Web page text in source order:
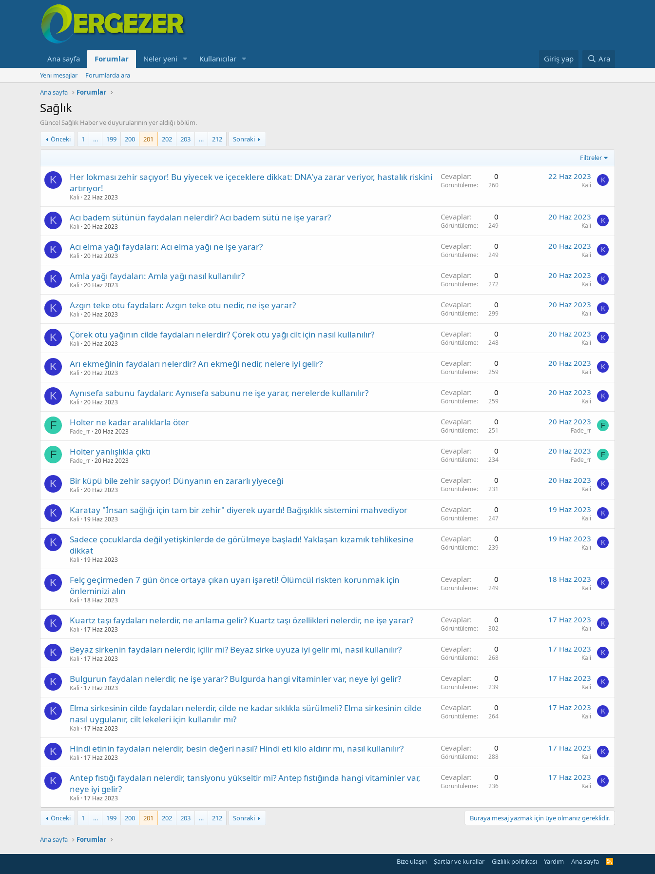
Ana sayfa Forumlar Neler yeni Kullanıcılar Giriş yap Ara
Yeni mesajlar
Forumlarda ara
Ana sayfa
Forumlar
Sağlık
Güncel Sağlık Haber ve duyurularının yer aldığı bölüm.
Önceki
1 … 199 200 201 202 203 … 212 Sonraki
Filtreler
K
Her lokması zehir saçıyor! Bu yiyecek ve içeceklere dikkat: DNA'ya zarar veriyor, hastalık riskini
artırıyor!
Kali 22 Haz 2023
Cevaplar 0
Görüntüleme 260
22 Haz 2023
Kali
K
K Acı badem sütünün faydaları nelerdir? Acı badem sütü ne işe yarar?
Kali 20 Haz 2023
Cevaplar 0
Görüntüleme 249
20 Haz 2023
Kali
K
K Acı elma yağı faydaları: Acı elma yağı ne işe yarar?
Kali 20 Haz 2023
Cevaplar 0
Görüntüleme 249
20 Haz 2023
Kali
K
K Amla yağı faydaları: Amla yağı nasıl kullanılır?
Kali 20 Haz 2023
Cevaplar 0
Görüntüleme 272
20 Haz 2023
Kali
K
K Azgın teke otu faydaları: Azgın teke otu nedir, ne işe yarar?
Kali 20 Haz 2023
Cevaplar 0
Görüntüleme 299
20 Haz 2023
Kali
K
K Çörek otu yağının cilde faydaları nelerdir? Çörek otu yağı cilt için nasıl kullanılır?
Kali 20 Haz 2023
Cevaplar 0
Görüntüleme 248
20 Haz 2023
Kali
K
K Arı ekmeğinin faydaları nelerdir? Arı ekmeği nedir, nelere iyi gelir?
Kali 20 Haz 2023
Cevaplar 0
Görüntüleme 259
20 Haz 2023
Kali
K
K Aynısefa sabunu faydaları: Aynısefa sabunu ne işe yarar, nerelerde kullanılır?
Kali 20 Haz 2023
Cevaplar 0
Görüntüleme 259
20 Haz 2023
Kali
K
F Holter ne kadar aralıklarla öter
Fade_rr 20 Haz 2023
Cevaplar 0
Görüntüleme 251
20 Haz 2023
Fade_rr
F
F Holter yanlışlıkla çıktı
Fade_rr 20 Haz 2023
Cevaplar 0
Görüntüleme 234
20 Haz 2023
Fade_rr
F
K Bir küpü bile zehir saçıyor! Dünyanın en zararlı yiyeceği
Kali 20 Haz 2023
Cevaplar 0
Görüntüleme 231
20 Haz 2023
Kali
K
K Karatay "İnsan sağlığı için tam bir zehir" diyerek uyardı! Bağışıklık sistemini mahvediyor
Kali 19 Haz 2023
Cevaplar 0
Görüntüleme 247
19 Haz 2023
Kali
K
K
Sadece çocuklarda değil yetişkinlerde de görülmeye başladı! Yaklaşan kızamık tehlikesine
dikkat
Kali 19 Haz 2023
Cevaplar 0
Görüntüleme 239
19 Haz 2023
Kali
K
K
Felç geçirmeden 7 gün önce ortaya çıkan uyarı işareti! Ölümcül riskten korunmak için
önleminizi alın
Kali 18 Haz 2023
Cevaplar 0
Görüntüleme 249
18 Haz 2023
Kali
K
K Kuartz taşı faydaları nelerdir, ne anlama gelir? Kuartz taşı özellikleri nelerdir, ne işe yarar?
Kali 17 Haz 2023
Cevaplar 0
Görüntüleme 302
17 Haz 2023
Kali
K
K Beyaz sirkenin faydaları nelerdir, içilir mi? Beyaz sirke uyuza iyi gelir mi, nasıl kullanılır?
Kali 17 Haz 2023
Cevaplar 0
Görüntüleme 268
17 Haz 2023
Kali
K
K Bulgurun faydaları nelerdir, ne işe yarar? Bulgurda hangi vitaminler var, neye iyi gelir?
Kali 17 Haz 2023
Cevaplar 0
Görüntüleme 239
17 Haz 2023
Kali
K
K
Elma sirkesinin cilde faydaları nelerdir, cilde ne kadar sıklıkla sürülmeli? Elma sirkesinin cilde
nasıl uygulanır, cilt lekeleri için kullanılır mı?
Kali 17 Haz 2023
Cevaplar 0
Görüntüleme 264
17 Haz 2023
Kali
K
K Hindi etinin faydaları nelerdir, besin değeri nasıl? Hindi eti kilo aldırır mı, nasıl kullanılır?
Kali 17 Haz 2023
Cevaplar 0
Görüntüleme 288
17 Haz 2023
Kali
K
K
Antep fıstığı faydaları nelerdir, tansiyonu yükseltir mi? Antep fıstığında hangi vitaminler var,
neye iyi gelir?
Kali 17 Haz 2023
Cevaplar 0
Görüntüleme 236
17 Haz 2023
Kali
K
Önceki 1 … 199 200 201 202 203 … 212 Sonraki Buraya mesaj yazmak için üye olmanız gereklidir.
Ana sayfa Forumlar
Bize ulaşın Şartlar ve kurallar Gizlilik politikası Yardım Ana sayfa
R